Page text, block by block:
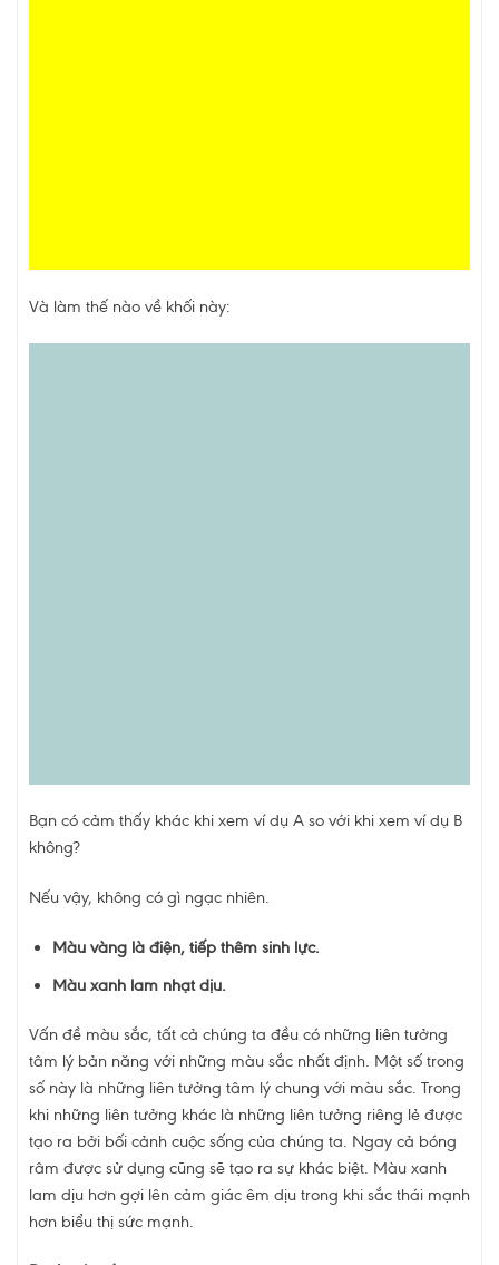
Và làm thế nào về khối này:
Bạn có cảm thấy khác khi xem ví dụ A so với khi xem ví dụ B
không?
Nếu vậy, không có gì ngạc nhiên.
Màu vàng là điện, tiếp thêm sinh lực.
Màu xanh lam nhạt dịu.
Vấn đề màu sắc, tất cả chúng ta đều có những liên tưởng
tâm lý bản năng với những màu sắc nhất định. Một số trong
số này là những liên tưởng tâm lý chung với màu sắc. Trong
khi những liên tưởng khác là những liên tưởng riêng lẻ được
tạo ra bởi bối cảnh cuộc sống của chúng ta. Ngay cả bóng
râm được sử dụng cũng sẽ tạo ra sự khác biệt. Màu xanh
lam dịu hơn gợi lên cảm giác êm dịu trong khi sắc thái mạnh
hơn biểu thị sức mạnh.